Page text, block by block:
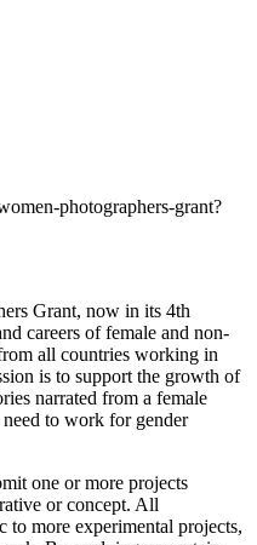
photographers-grant?
Grant, now in its 4th
careers of female and non-
all countries working in
is to support the growth of
narrated from a female
to work for gender
one or more projects
or concept. All
to more experimental projects,